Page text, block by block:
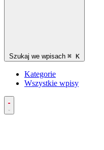
Szukaj we wpisach ⌘ K
Kategorie
Wszystkie wpisy